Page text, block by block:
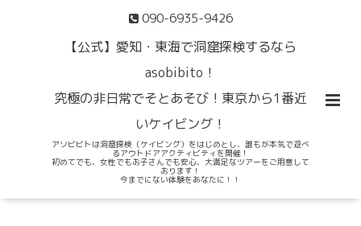
090-6935-9426
【公式】愛知・東海で洞窟探検するなら
asobibito！
究極の非日常でそとあそび！東京から1番近
いケイビング！
アソビビトは洞窟探検（ケイビング）をはじめとし、誰もが本気で遊べ
るアウトドアアクティビティを開催！
初めてでも、女性でもお子さんでも安心、大満足なツアーをご用意して
おります！
今までにない体験をあなたに！！